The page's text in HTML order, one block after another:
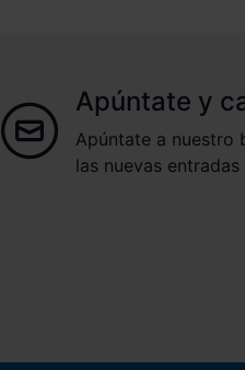
Apúntate y
Apúntate a nuestro
las nuevas